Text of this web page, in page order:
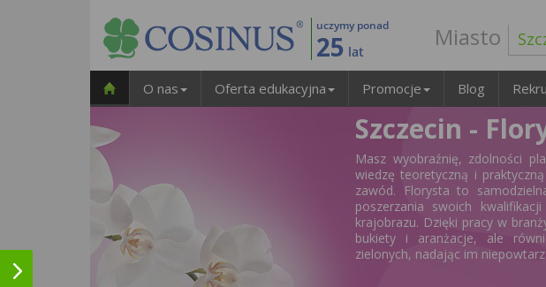
uczymy ponad
25 lat
Miasto
O nas Oferta edukacyjna Promocje Blog
Szczecin -
Masz wyobraźnię, zdolności
wiedzę teoretyczną i
zawód. Florysta to
poszerzania swoich
krajobrazu. Dzięki pracy w
bukiety i aranżacje, ale
zielonych, nadając im